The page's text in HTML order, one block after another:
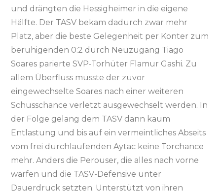
und drängten die Hessigheimer in die eigene
Hälfte. Der TASV bekam dadurch zwar mehr
Platz, aber die beste Gelegenheit per Konter zum
beruhigenden 0:2 durch Neuzugang Tiago
Soares parierte SVP-Torhüter Flamur Gashi. Zu
allem Überfluss musste der zuvor
eingewechselte Soares nach einer weiteren
Schusschance verletzt ausgewechselt werden. In
der Folge gelang dem TASV dann kaum
Entlastung und bis auf ein vermeintliches Abseits
vom frei durchlaufenden Aytac keine Torchance
mehr. Anders die Perouser, die alles nach vorne
warfen und die TASV-Defensive unter
Dauerdruck setzten. Unterstützt von ihren